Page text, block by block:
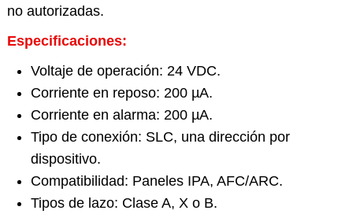
no autorizadas.
Especificaciones:
Voltaje de operación: 24 VDC.
Corriente en reposo: 200 µA.
Corriente en alarma: 200 µA.
Tipo de conexión: SLC, una dirección por
dispositivo.
Compatibilidad: Paneles IPA, AFC/ARC.
Tipos de lazo: Clase A, X o B.